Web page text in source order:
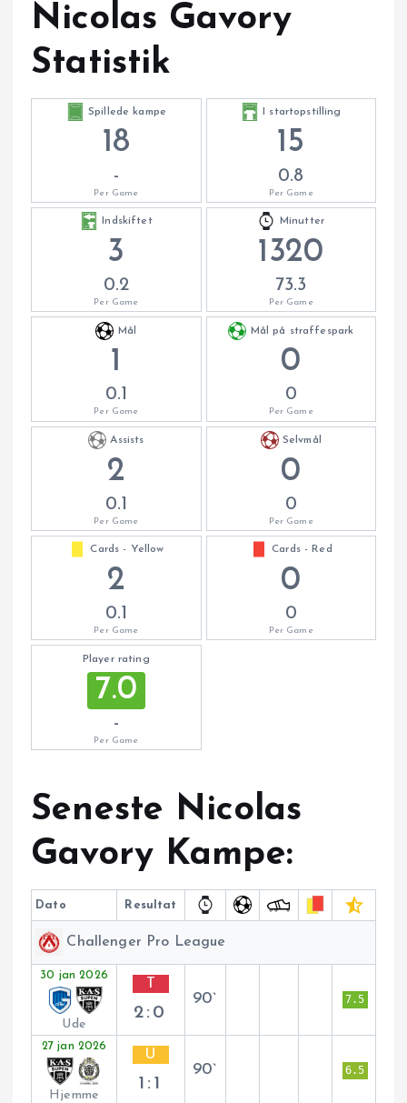
Nicolas Gavory
Statistik
Spillede kampe
18
-
Per Game
I startopstilling
15
0.8
Per Game
Indskiftet
3
0.2
Per Game
Minutter
1320
73.3
Per Game
Mål
1
0.1
Per Game
Mål på straffespark
0
0
Per Game
Assists
2
0.1
Per Game
Selvmål
0
0
Per Game
Cards - Yellow
2
0.1
Per Game
Cards - Red
0
0
Per Game
Player rating
7.0
-
Per Game
Seneste Nicolas
Gavory Kampe:
Dato Resultat
Challenger Pro League
30 jan 2026
Ude
2:0
90` 7.5
27 jan 2026
Hjemme
U
1:1
90` 6.5